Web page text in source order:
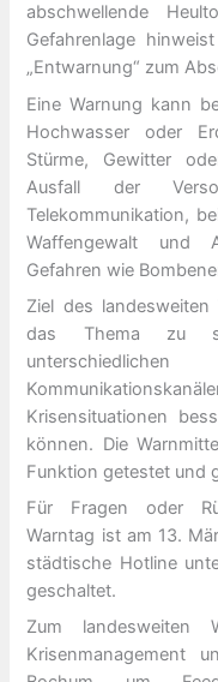
abschwellende
Gefahrenlage
„Entwarnung“ zum
Eine Warnung kann
Hochwasser oder
Stürme, Gewitter
Ausfall der
Telekommunikation,
Waffengewalt und
Gefahren wie
Ziel des
das Thema zu
Krisensituationen
können. Die
Funktion getestet und
Für Fragen oder
Warntag ist am 13.
städtische Hotline
geschaltet.
Zum landesweiten
Krisenmanagement